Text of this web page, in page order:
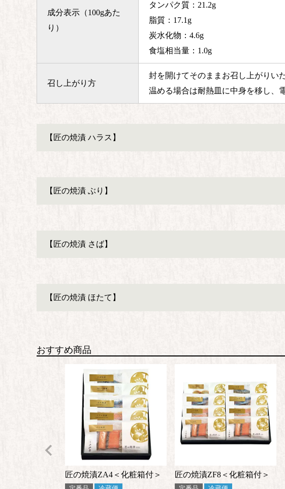
成分表示（100gあた
り）
タンパク質：21.2g
脂質：17.1g
炭水化物：4.6g
食塩相当量：1.0g
召し上がり方
封を開けてそのままお召し上がりい
温める場合は耐熱皿に中身を移し、
【匠の焼漬 ハラス】
【匠の焼漬 ぶり】
【匠の焼漬 さば】
【匠の焼漬 ほたて】
おすすめ商品
匠の焼漬ZA4＜化粧箱付＞ 匠の焼漬ZF8＜化粧箱付＞